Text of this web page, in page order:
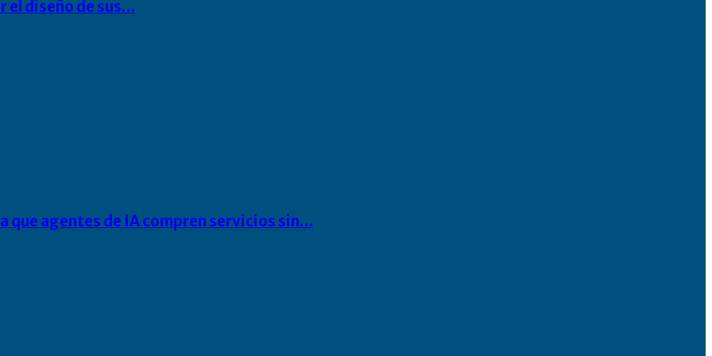
el diseño de sus…
agentes de IA compren servicios sin…